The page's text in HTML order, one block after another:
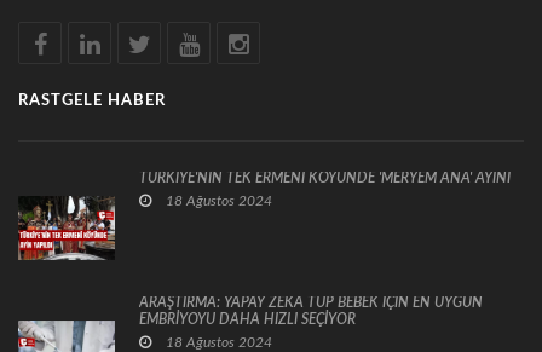
RASTGELE HABER
TÜRKİYE'NİN TEK ERMENİ KÖYÜNDE 'MERYEM ANA' AYİNİ
18 Ağustos 2024
ARAŞTIRMA: YAPAY ZEKA TÜP BEBEK İÇİN EN UYGUN
EMBRİYOYU DAHA HIZLI SEÇİYOR
18 Ağustos 2024